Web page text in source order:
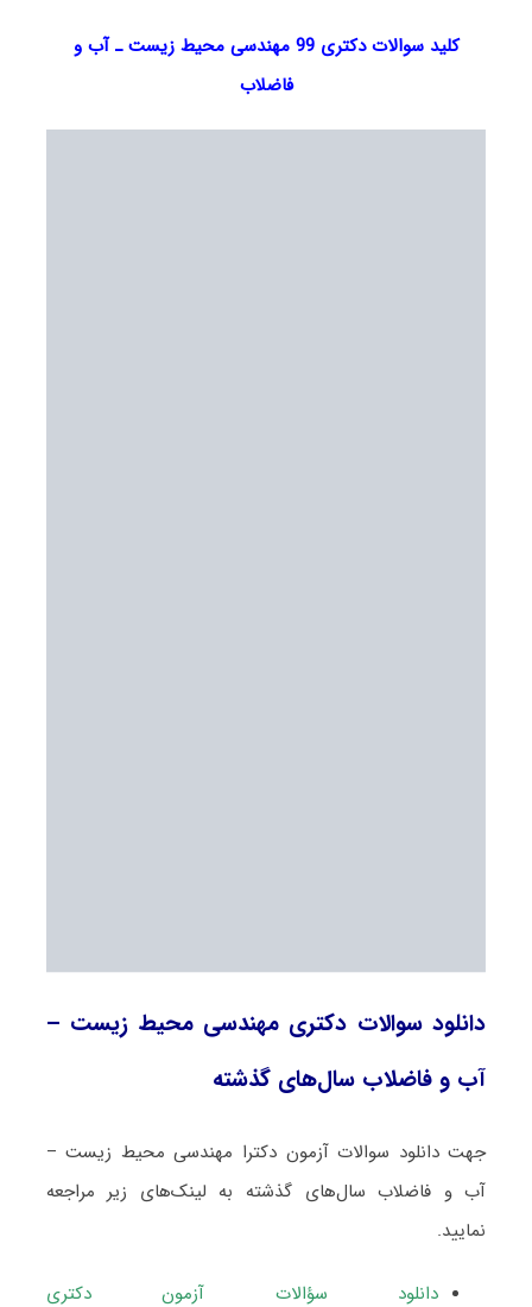
کلید سوالات دکتری 99 مهندسی محیط زیست ـ آب و
فاضلاب
دانلود سوالات دکتری مهندسی محیط زیست –
آب و فاضلاب سال‌های گذشته
جهت دانلود سوالات آزمون دکترا مهندسی محیط زیست –
آب و فاضلاب سال‌های گذشته به لینک‌های زیر مراجعه
نمایید.
دانلود سؤالات آزمون دکتری